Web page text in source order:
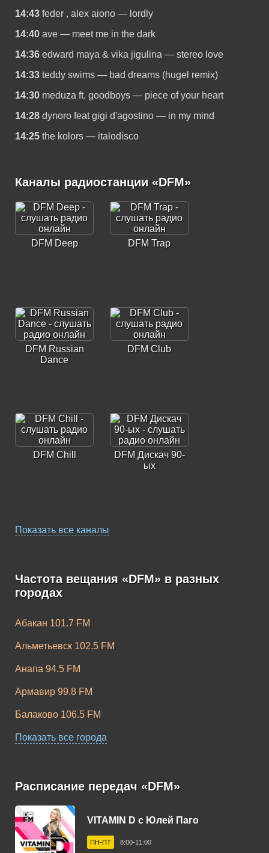
14:43 feder , alex aiono — lordly
14:40 ave — meet me in the dark
14:36 edward maya & vika jigulina — stereo love
14:33 teddy swims — bad dreams (hugel remix)
14:30 meduza ft. goodboys — piece of your heart
14:28 dynoro feat gigi d'agostino — in my mind
14:25 the kolors — italodisco
Каналы радиостанции «DFM»
DFM Deep DFM Trap
DFM Russian
Dance
DFM Club
DFM Chill
DFM Дискач 90-
ых
DFM Slap Bass
Показать все каналы
Частота вещания «DFM» в разных
городах
Абакан 101.7 FM
Альметьевск 102.5 FM
Анапа 94.5 FM
Армавир 99.8 FM
Балаково 106.5 FM
Барнаул 102.4 FM
Белореченск 88.2 FM
Березники 103.3 FM
Бийск 106.6 FM
Показать все города
Расписание передач «DFM»
VITAMIN D c Юлей Паго
ПН-ПТ 8:00-11:00